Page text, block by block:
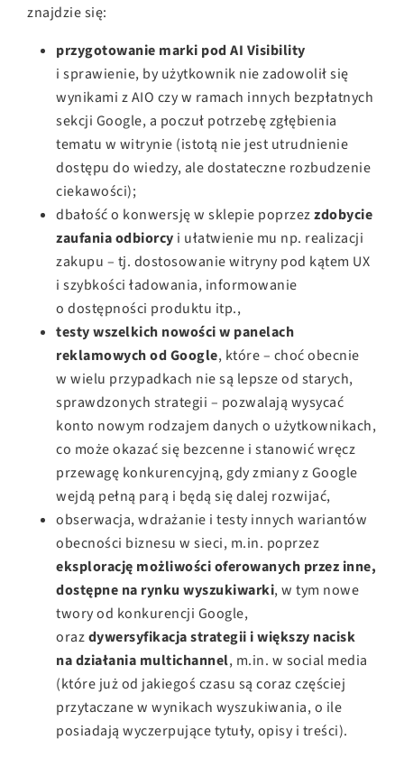
znajdzie się:
przygotowanie marki pod AI Visibility
i sprawienie, by użytkownik nie zadowolił się
wynikami z AIO czy w ramach innych bezpłatnych
sekcji Google, a poczuł potrzebę zgłębienia
tematu w witrynie (istotą nie jest utrudnienie
dostępu do wiedzy, ale dostateczne rozbudzenie
ciekawości);
dbałość o konwersję w sklepie poprzezzdobycie
zaufania odbiorcy i ułatwienie mu np. realizacji
zakupu – tj. dostosowanie witryny pod kątem UX
i szybkości ładowania, informowanie
o dostępności produktu itp.,
testy wszelkich nowości w panelach
reklamowych od Google, które – choć obecnie
w wielu przypadkach nie są lepsze od starych,
sprawdzonych strategii – pozwalają wysycać
konto nowym rodzajem danych o użytkownikach,
co może okazać się bezcenne i stanowić wręcz
przewagę konkurencyjną, gdy zmiany z Google
wejdą pełną parą i będą się dalej rozwijać,
obserwacja, wdrażanie i testy innych wariantów
obecności biznesu w sieci, m.in. poprzez
eksplorację możliwości oferowanych przez inne,
dostępne na rynku wyszukiwarki, w tym nowe
twory od konkurencji Google,
orazdywersyfikacja strategii i większy nacisk
na działania multichannel, m.in. w social media
(które już od jakiegoś czasu są coraz częściej
przytaczane w wynikach wyszukiwania, o ile
posiadają wyczerpujące tytuły, opisy i treści).